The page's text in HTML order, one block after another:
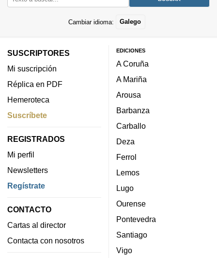
Cambiar idioma: Galego
SUSCRIPTORES
Mi suscripción
Réplica en PDF
Hemeroteca
Suscríbete
REGISTRADOS
Mi perfil
Newsletters
Regístrate
CONTACTO
Cartas al director
Contacta con nosotros
EDICIONES
A Coruña
A Mariña
Arousa
Barbanza
Carballo
Deza
Ferrol
Lemos
Lugo
Ourense
Pontevedra
Santiago
Vigo